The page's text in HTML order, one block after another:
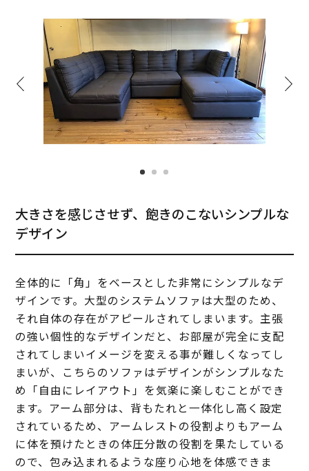
大きさを感じさせず、飽きのこないシンプルな
デザイン
全体的に「角」をベースとした非常にシンプルなデ
ザインです。大型のシステムソファは大型のため、
それ自体の存在がアピールされてしまいます。主張
の強い個性的なデザインだと、お部屋が完全に支配
されてしまいイメージを変える事が難しくなってし
まいが、こちらのソファはデザインがシンプルなた
め「自由にレイアウト」を気楽に楽しむことができ
ます。アーム部分は、背もたれと一体化し高く設定
されているため、アームレストの役割よりもアーム
に体を預けたときの体圧分散の役割を果たしている
ので、包み込まれるような座り心地を体感できま